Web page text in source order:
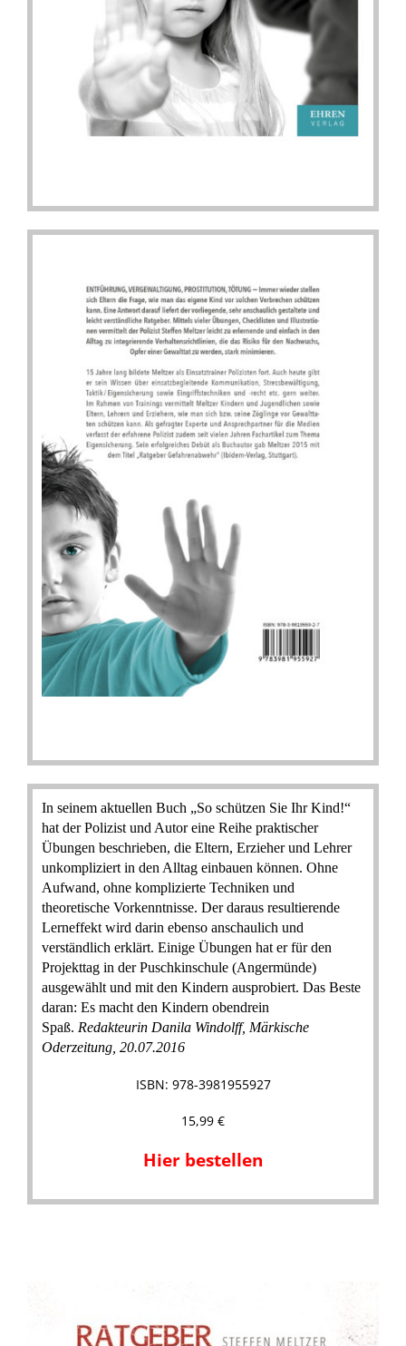
In seinem aktuellen Buch „So schützen Sie Ihr Kind!“
hat der Polizist und Autor eine Reihe praktischer
Übungen beschrieben, die Eltern, Erzieher und Lehrer
unkompliziert in den Alltag einbauen können. Ohne
Aufwand, ohne komplizierte Techniken und
theoretische Vorkenntnisse. Der daraus resultierende
Lerneffekt wird darin ebenso anschaulich und
verständlich erklärt. Einige Übungen hat er für den
Projekttag in der Puschkinschule (Angermünde)
ausgewählt und mit den Kindern ausprobiert. Das Beste
daran: Es macht den Kindern obendrein
Spaß. Redakteurin Danila Windolff, Märkische
Oderzeitung, 20.07.2016
ISBN: 978-3981955927
15,99 €
Hier bestellen